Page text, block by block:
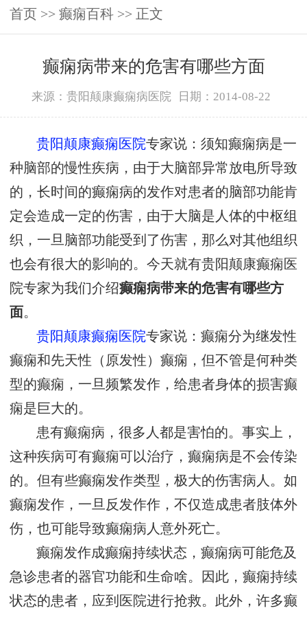
首页 >> 癫痫百科 >> 正文
癫痫病带来的危害有哪些方面
来源：贵阳颠康癫痫病医院 日期：2014-08-22
贵阳颠康癫痫医院专家说：须知癫痫病是一
种脑部的慢性疾病，由于大脑部异常放电所导致
的，长时间的癫痫病的发作对患者的脑部功能肯
定会造成一定的伤害，由于大脑是人体的中枢组
织，一旦脑部功能受到了伤害，那么对其他组织
也会有很大的影响的。今天就有贵阳颠康癫痫医
院专家为我们介绍癫痫病带来的危害有哪些方
面。
贵阳颠康癫痫医院专家说：癫痫分为继发性
癫痫和先天性（原发性）癫痫，但不管是何种类
型的癫痫，一旦频繁发作，给患者身体的损害癫
痫是巨大的。
患有癫痫病，很多人都是害怕的。事实上，
这种疾病可有癫痫可以治疗，癫痫病是不会传染
的。但有些癫痫发作类型，极大的伤害病人。如
癫痫发作，一旦反发作作，不仅造成患者肢体外
伤，也可能导致癫痫病人意外死亡。
癫痫发作成癫痫持续状态，癫痫病可能危及
急诊患者的器官功能和生命啥。因此，癫痫持续
状态的患者，应到医院进行抢救。此外，许多癫